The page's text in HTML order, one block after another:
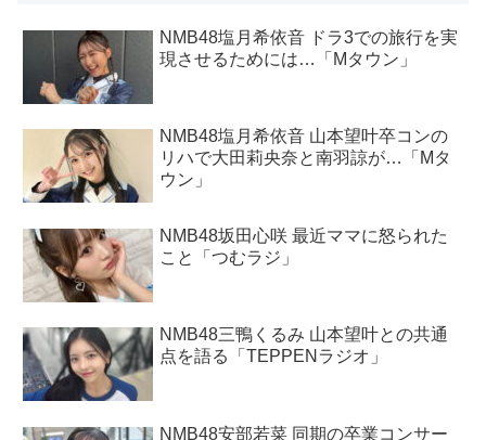
NMB48塩月希依音 ドラ3での旅行を実
現させるためには…「Mタウン」
NMB48塩月希依音 山本望叶卒コンの
リハで大田莉央奈と南羽諒が…「Mタ
ウン」
NMB48坂田心咲 最近ママに怒られた
こと「つむラジ」
NMB48三鴨くるみ 山本望叶との共通
点を語る「TEPPENラジオ」
NMB48安部若菜 同期の卒業コンサー